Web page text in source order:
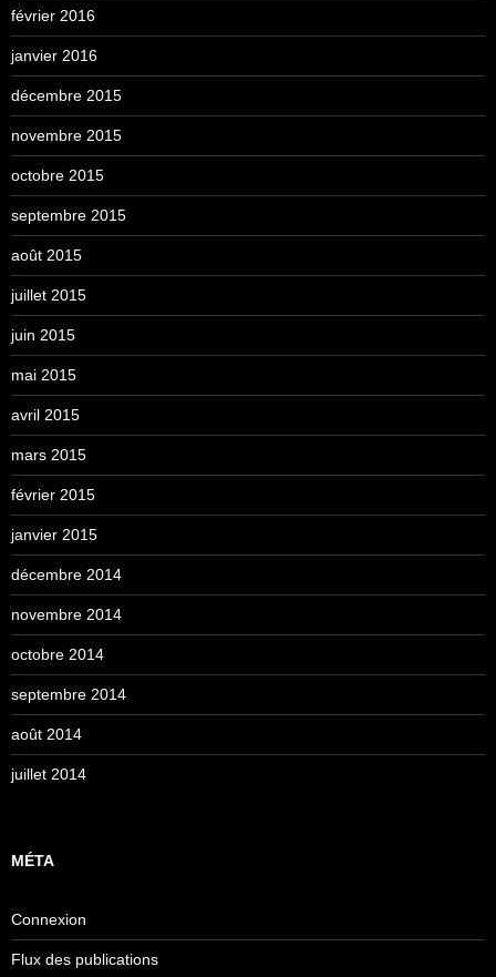
février 2016
janvier 2016
décembre 2015
novembre 2015
octobre 2015
septembre 2015
août 2015
juillet 2015
juin 2015
mai 2015
avril 2015
mars 2015
février 2015
janvier 2015
décembre 2014
novembre 2014
octobre 2014
septembre 2014
août 2014
juillet 2014
MÉTA
Connexion
Flux des publications